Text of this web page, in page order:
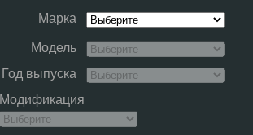
Марка
Модель
Год выпуска
Модификация